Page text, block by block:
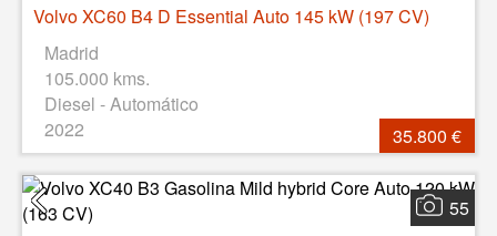
Volvo XC60 B4 D Essential Auto 145 kW (197 CV)
Madrid
105.000 kms.
Diesel - Automático
2022
35.800 €
55